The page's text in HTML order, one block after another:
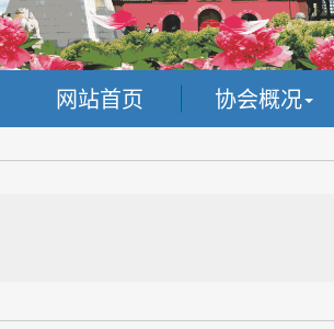
网站首页 协会概况